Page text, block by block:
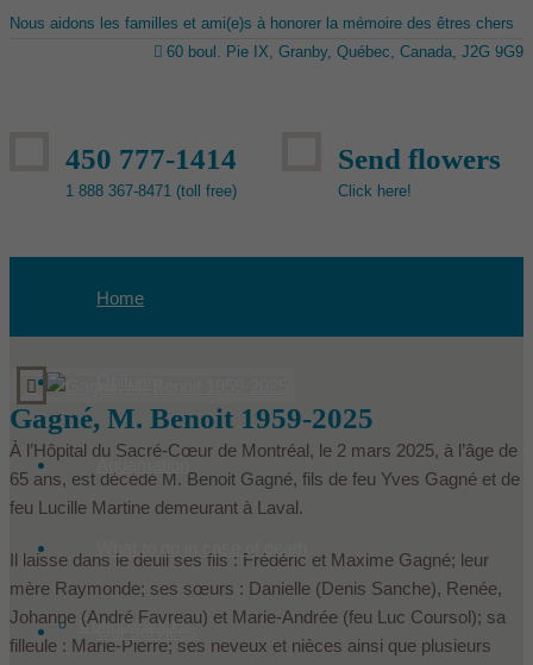
Nous aidons les familles et ami(e)s à honorer la mémoire des êtres chers
60 boul. Pie IX, Granby, Québec, Canada, J2G 9G9
450 777-1414
1 888 367-8471 (toll free)
Send flowers
Click here!
Home
Condoleances
Gagné, M. Benoit 1959-2025
À l’Hôpital du Sacré-Cœur de Montréal, le 2 mars 2025, à l’âge de
65 ans, est décédé M. Benoit Gagné, fils de feu Yves Gagné et de
feu Lucille Martine demeurant à Laval.
Il laisse dans le deuil ses fils : Frédéric et Maxime Gagné; leur
mère Raymonde; ses sœurs : Danielle (Denis Sanche), Renée,
Johanne (André Favreau) et Marie-Andrée (feu Luc Coursol); sa
filleule : Marie-Pierre; ses neveux et nièces ainsi que plusieurs